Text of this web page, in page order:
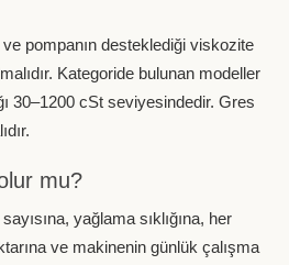
pompanın desteklediği viskozite
Kategoride bulunan modeller
30–1200 cSt seviyesindedir. Gres
mu?
yağlama sıklığına, her
ve makinenin günlük çalışma